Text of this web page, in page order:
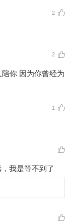
2
2
你 因为你曾经为
1
我是等不到了